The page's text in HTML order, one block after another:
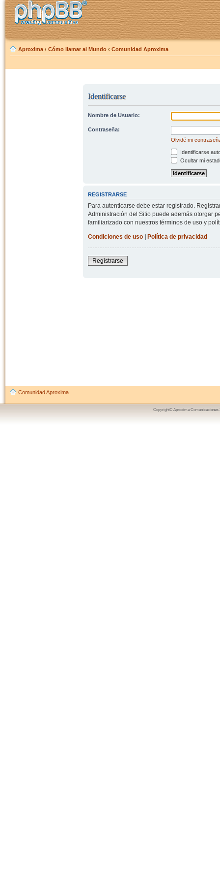
Aproxima ‹ Cómo llamar al Mundo ‹ Comunidad Aproxima
Identificarse
Nombre de Usuario:
Contraseña:
Olvidé mi
Identificarse
Ocultar mi
REGISTRARSE
Para autenticarse debe estar registrado.
Administración del Sitio puede además otorgar
familiarizado con nuestros términos de uso y
Condiciones de uso| Política de privacidad
Registrarse
Comunidad Aproxima
Copyright© Aproxima Comunicaciones